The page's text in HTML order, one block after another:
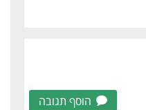
הוסף תגובה